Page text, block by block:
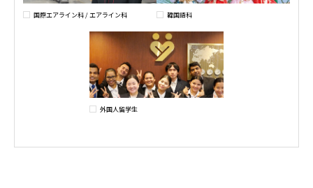
国際エアライン科 / エアライン科 韓国語科
外国人留学生